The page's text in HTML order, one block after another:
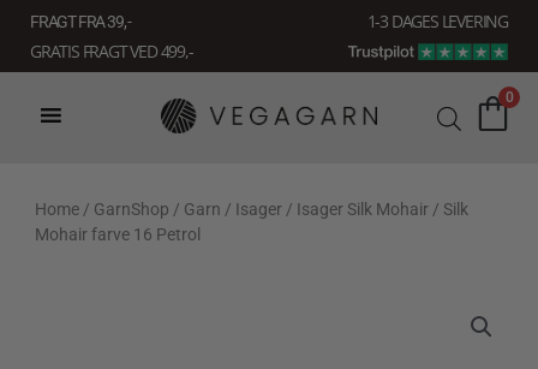
indholdet
FRAGT FRA 39, -
1-3 DAGES LEVERING
GRATIS FRAGT VED 499,-
0
Home / GarnShop / Garn / Isager / Isager Silk Mohair / Silk
Mohair farve 16 Petrol